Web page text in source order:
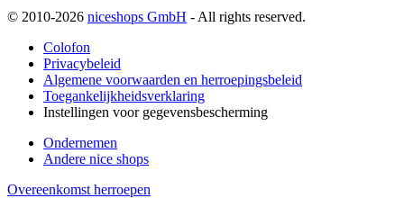
© 2010-2026 niceshops GmbH - All rights reserved.
Colofon
Privacybeleid
Algemene voorwaarden en herroepingsbeleid
Toegankelijkheidsverklaring
Instellingen voor gegevensbescherming
Ondernemen
Andere nice shops
Overeenkomst herroepen